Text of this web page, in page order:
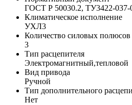
ГОСТ Р 50030.2, ТУ3422-037-
Климатическое исполнение
УХЛ3
Количество силовых полюсов
3
Тип расцепителя
Электромагнитный,тепловой
Вид привода
Ручной
Тип дополнительного
Нет